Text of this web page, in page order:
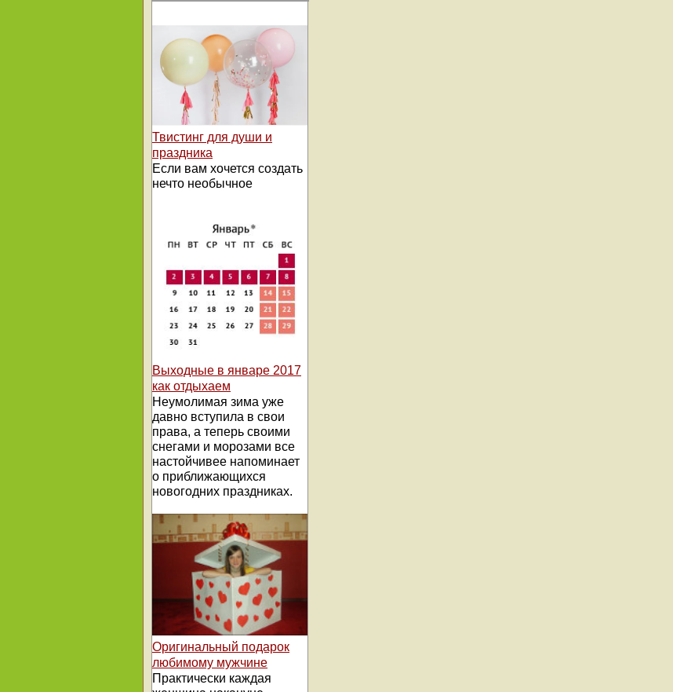
Твистинг для души и
праздника
Если вам хочется создать
нечто необычное
Выходные в январе 2017
как отдыхаем
Неумолимая зима уже
давно вступила в свои
права, а теперь своими
снегами и морозами все
настойчивее напоминает
о приближающихся
новогодних праздниках.
Оригинальный подарок
любимому мужчине
Практически каждая